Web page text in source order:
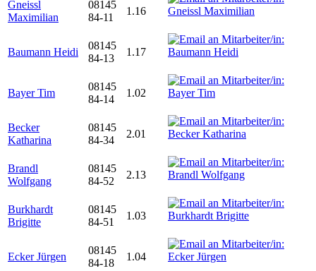
Gneissl
Maximilian
08145
84-11
1.16
Baumann Heidi
08145
84-13
1.17
Bayer Tim
08145
84-14
1.02
Becker
Katharina
08145
84-34
2.01
Brandl
Wolfgang
08145
84-52
2.13
Burkhardt
Brigitte
08145
84-51
1.03
Ecker Jürgen
08145
84-18
1.04